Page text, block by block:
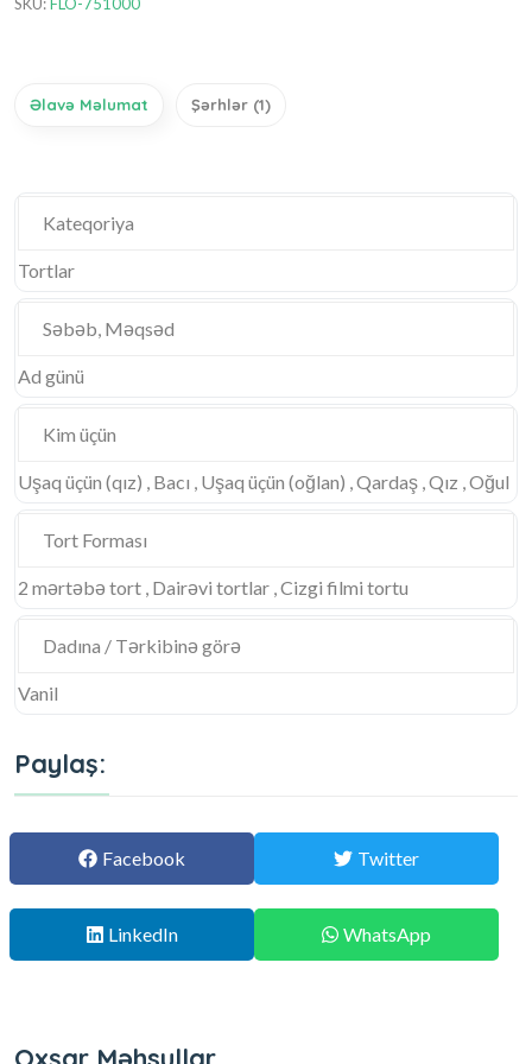
SKU: FLO-751000
Əlavə Məlumat Şərhlər (1)
Kateqoriya
Tortlar
Səbəb, Məqsəd
Ad günü
Kim üçün
Uşaq üçün (qız) , Bacı , Uşaq üçün (oğlan) , Qardaş , Qız , Oğul
Tort Forması
2 mərtəbə tort , Dairəvi tortlar , Cizgi filmi tortu
Dadına / Tərkibinə görə
Vanil
Paylaş:
Facebook Twitter
LinkedIn WhatsApp